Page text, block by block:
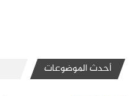
أحدث الموضوعات